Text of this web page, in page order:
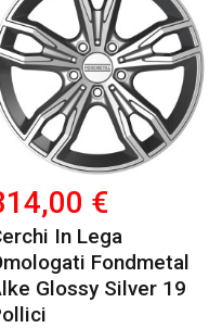
€
In Lega
Fondmetal
Glossy Silver 19